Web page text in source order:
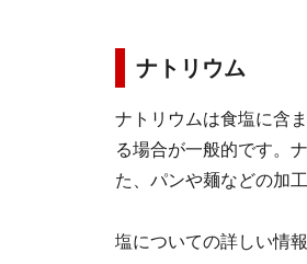
ナトリウム
ナトリウムは食塩に含
る場合が一般的です。
た、パンや麺などの加
塩についての詳しい情報